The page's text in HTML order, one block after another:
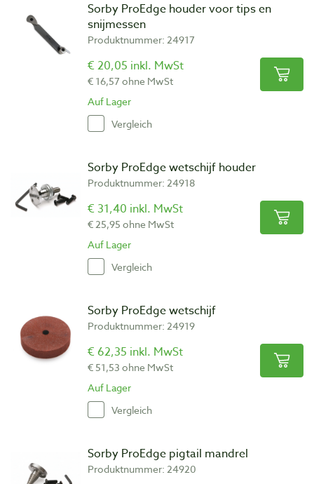
Sorby ProEdge houder voor tips en
snijmessen
Produktnummer: 24917
€ 20,05 inkl. MwSt
€ 16,57 ohne MwSt
Auf Lager
Vergleich
Sorby ProEdge wetschijf houder
Produktnummer: 24918
€ 31,40 inkl. MwSt
€ 25,95 ohne MwSt
Auf Lager
Vergleich
Sorby ProEdge wetschijf
Produktnummer: 24919
€ 62,35 inkl. MwSt
€ 51,53 ohne MwSt
Auf Lager
Vergleich
Sorby ProEdge pigtail mandrel
Produktnummer: 24920